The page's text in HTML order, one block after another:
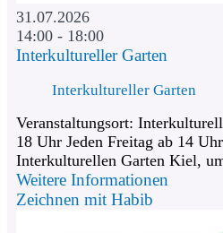
31.07.2026
14:00 - 18:00
Interkultureller Garten
Interkultureller Garten
Veranstaltungsort:
18 Uhr Jeden Freitag ab 14
Interkulturellen Garten Kiel,
Weitere Informationen
Zeichnen mit Habib